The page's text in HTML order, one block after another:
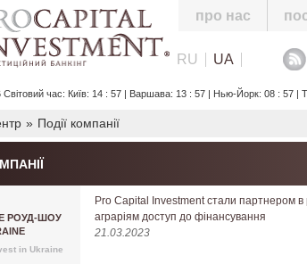
про нас
RU UA
Світовий час: Київ: 14 : 57 | Варшава: 13 : 57 | Нью-Йорк: 08 : 57 |
» Події компанії
РОУД-ШОУ
in Ukraine
Pro Capital Investment стали партнером
аграріям доступ до фінансування
21.03.2023